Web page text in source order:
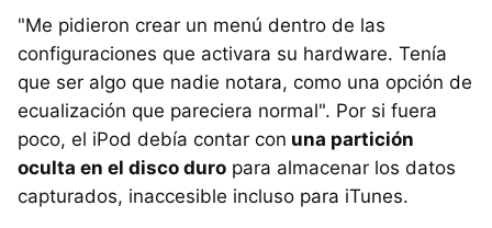
"Me pidieron crear un menú dentro de las
configuraciones que activara su hardware. Tenía
que ser algo que nadie notara, como una opción de
ecualización que pareciera normal". Por si fuera
poco, el iPod debía contar con una partición
oculta en el disco duro para almacenar los datos
capturados, inaccesible incluso para iTunes.